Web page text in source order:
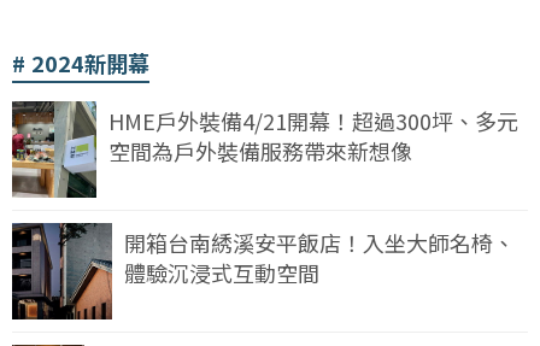
2024新開幕
HME戶外裝備4/21開幕！超過300坪、多元
空間為戶外裝備服務帶來新想像
開箱台南綉溪安平飯店！入坐大師名椅、
體驗沉浸式互動空間